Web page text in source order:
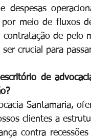
despesas
por meio de fluxos
de pelo
crucial para
de
Santamaria,
clientes a
contra